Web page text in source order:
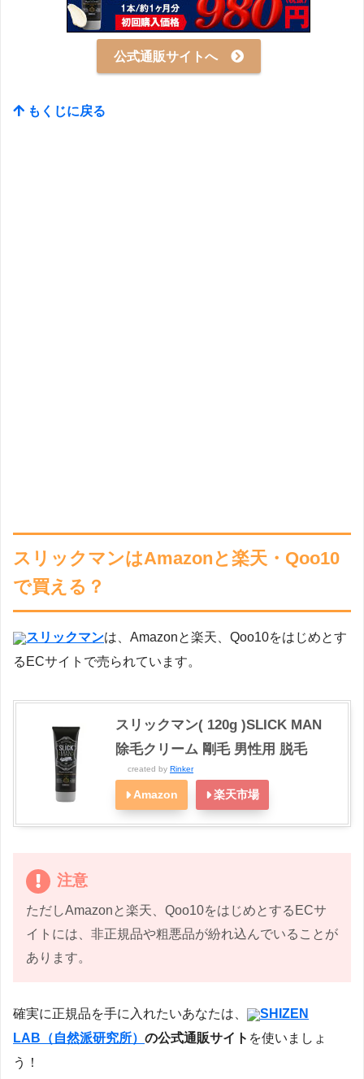
公式通販サイトへ
もくじに戻る
スリックマンはAmazonと楽天・Qoo10
で買える？
スリックマンは、Amazonと楽天、Qoo10をはじめとす
るECサイトで売られています。
スリックマン( 120g )SLICK MAN
除毛クリーム 剛毛 男性用 脱毛
created by Rinker
Amazon 楽天市場
注意
ただしAmazonと楽天、Qoo10をはじめとするECサ
イトには、非正規品や粗悪品が紛れ込んでいることが
あります。
確実に正規品を手に入れたいあなたは、
SHIZEN
LAB（自然派研究所） の公式通販サイト を使いましょ
う！